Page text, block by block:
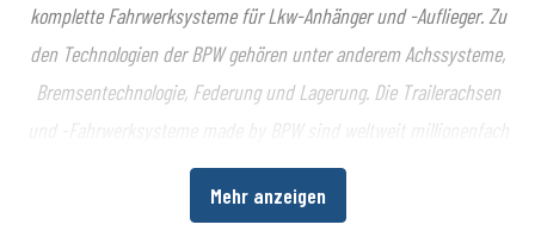
komplette Fahrwerksysteme für Lkw-Anhänger und -Auflieger. Zu
den Technologien der BPW gehören unter anderem Achssysteme,
Bremsentechnologie, Federung und Lagerung. Die Trailerachsen
und -Fahrwerksysteme made by BPW sind weltweit millionenfach
im Einsatz. Ein umfangreiches Dienstleistungsspektrum bietet
Fahrzeugherstellern und -betreibern darüber hinaus die
Mehr anzeigen